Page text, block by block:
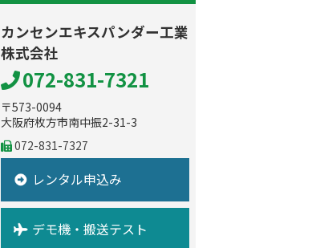
カンセンエキスパンダー工業
株式会社
072-831-7321
〒573-0094
大阪府枚方市南中振2-31-3
072-831-7327
レンタル申込み
デモ機・搬送テスト